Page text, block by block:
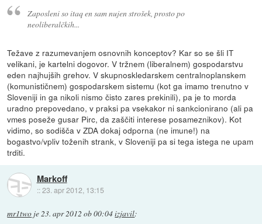
Zaposleni so itaq en sam nujen strošek, prosto po
neoliberalčkih...
Težave z razumevanjem osnovnih konceptov? Kar so se šli IT
velikani, je kartelni dogovor. V tržnem (liberalnem) gospodarstvu
eden najhujših grehov. V skupnoskledarskem centralnoplanskem
(komunističnem) gospodarskem sistemu (kot ga imamo trenutno v
Sloveniji in ga nikoli nismo čisto zares prekinili), pa je to morda
uradno prepovedano, v praksi pa vsekakor ni sankcionirano (ali pa
vmes poseže gusar Pirc, da zaščiti interese posameznikov). Kot
vidimo, so sodišča v ZDA dokaj odporna (ne imune!) na
bogastvo/vpliv toženih strank, v Sloveniji pa si tega istega ne upam
trditi.
Markoff
::23. apr 2012, 13:15
mr1two je23. apr 2012 ob 00:04izjavil: